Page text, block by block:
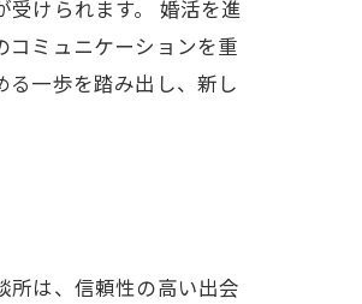
けられます。 婚活を進
コミュニケーションを重
一歩を踏み出し、新し
所は、信頼性の高い出会